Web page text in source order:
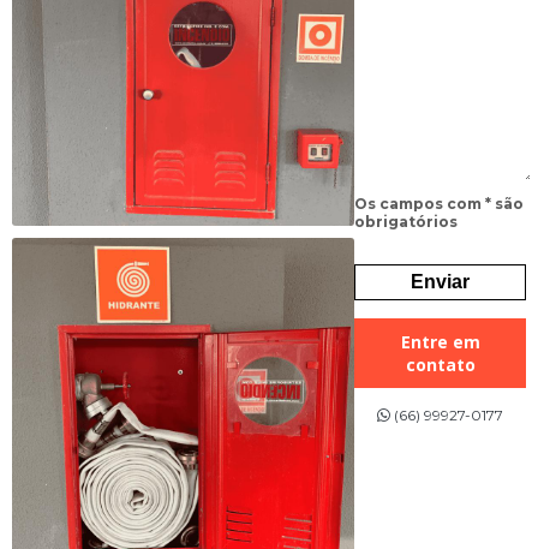
Os campos com * são
obrigatórios
Entre em
contato
(66) 99927-0177